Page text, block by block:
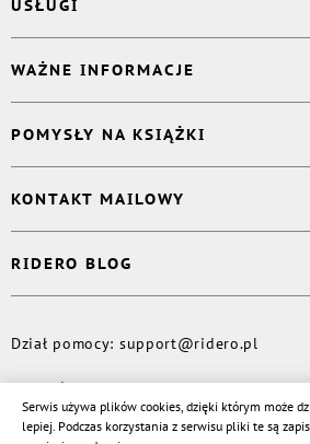
USŁUGI
Korektor
Projektant okładki
Druk Twojej książki
Publikacja
WAŻNE INFORMACJE
Książki Ridero
Pomoc
Polityka prywatności
POMYSŁY NA KSIĄŻKI
Dzienniczek malucha
Książka eksperta
Wydaj tomik poezji
KONTAKT MAILOWY
Kontakt dla mediów
RIDERO BLOG
Więcej
© Rideró, 2013—2026
Dział pomocy: support@ridero.pl
Serwis używa plików cookies, dzięki którym może
lepiej. Podczas korzystania z serwisu pliki te są